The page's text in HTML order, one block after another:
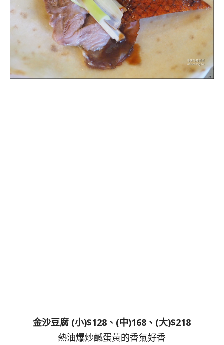
金沙豆腐 (小)$128、(中)168、(大)$218
熱油爆炒鹹蛋黃的香氣好香